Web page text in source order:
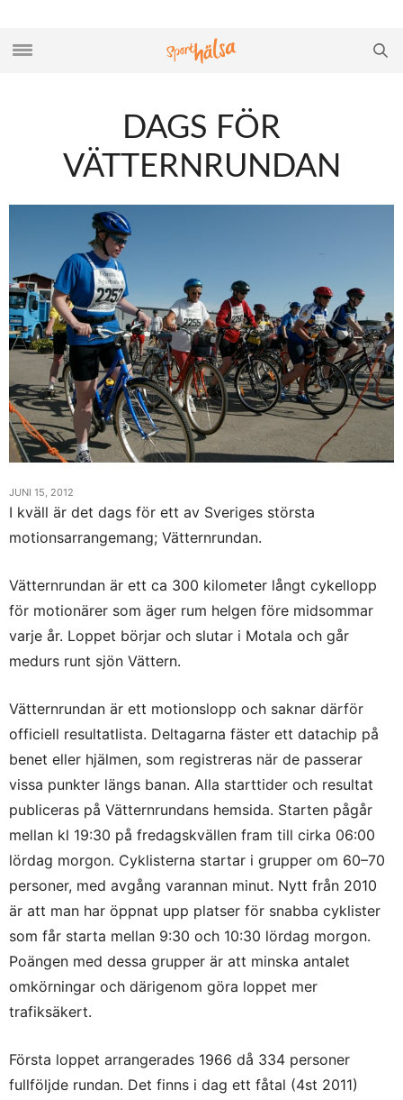
DAGS FÖR
VÄTTERNRUNDAN
JUNI 15, 2012
I kväll är det dags för ett av Sveriges största
motionsarrangemang; Vätternrundan.
Vätternrundan är ett ca 300 kilometer långt cykellopp
för motionärer som äger rum helgen före midsommar
varje år. Loppet börjar och slutar i Motala och går
medurs runt sjön Vättern.
Vätternrundan är ett motionslopp och saknar därför
officiell resultatlista. Deltagarna fäster ett datachip på
benet eller hjälmen, som registreras när de passerar
vissa punkter längs banan. Alla starttider och resultat
publiceras på Vätternrundans hemsida. Starten pågår
mellan kl 19:30 på fredagskvällen fram till cirka 06:00
lördag morgon. Cyklisterna startar i grupper om 60–70
personer, med avgång varannan minut. Nytt från 2010
är att man har öppnat upp platser för snabba cyklister
som får starta mellan 9:30 och 10:30 lördag morgon.
Poängen med dessa grupper är att minska antalet
omkörningar och därigenom göra loppet mer
trafiksäkert.
Första loppet arrangerades 1966 då 334 personer
fullföljde rundan. Det finns i dag ett fåtal (4st 2011)